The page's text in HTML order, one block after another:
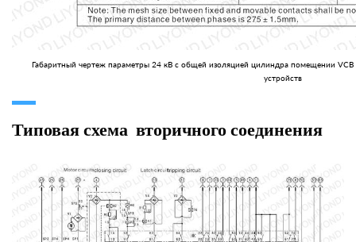
Габаритный чертеж параметры 24 кВ с общей изоляцией цилиндра помещении
устройств
Типовая схема вторичного соединения